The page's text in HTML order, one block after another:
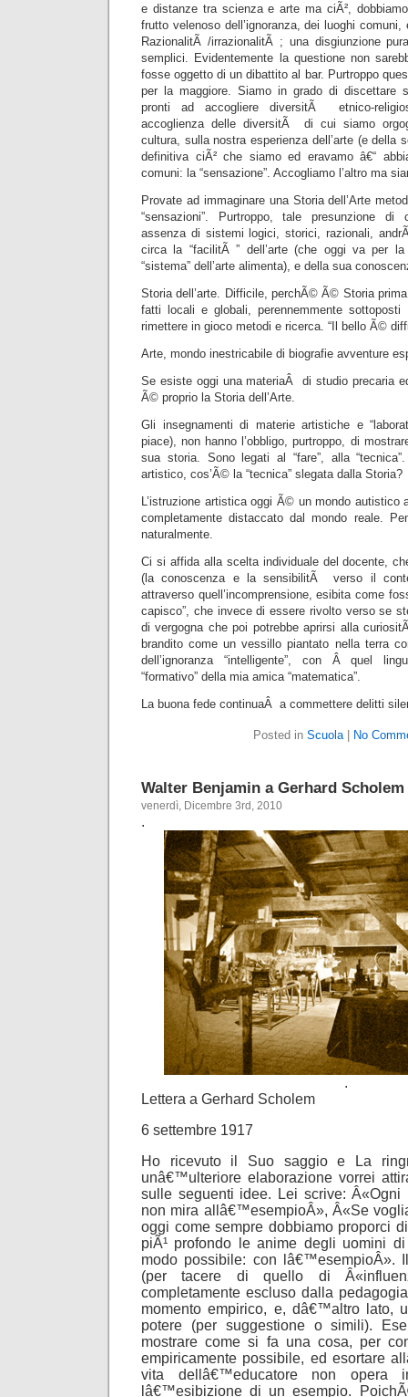
e distanze tra scienza e arte ma ciÃ²,
frutto velenoso dell’ignoranza, dei luoghi
RazionalitÃ /irrazionalitÃ ; una disgiunzione
semplici. Evidentemente la questione non
fosse oggetto di un dibattito al bar. Purtroppo
per la maggiore. Siamo in grado di discettare
pronti ad accogliere diversitÃ etnico-
accoglienza delle diversitÃ di cui siamo
cultura, sulla nostra esperienza dell’arte (e della
definitiva ciÃ² che siamo ed eravamo â€“
comuni: la “sensazione”. Accogliamo l’altro ma
Provate ad immaginare una Storia dell’Arte
“sensazioni”. Purtroppo, tale presunzione di
assenza di sistemi logici, storici, razionali,
circa la “facilitÃ ” dell’arte (che oggi va per
“sistema” dell’arte alimenta), e della sua
Storia dell’arte. Difficile, perchÃ© Ã© Storia
fatti locali e globali, perennemmente
rimettere in gioco metodi e ricerca. “Il bello Ã©
Arte, mondo inestricabile di biografie avventure
Se esiste oggi una materiaÂ di studio precaria
Ã© proprio la Storia dell’Arte.
Gli insegnamenti di materie artistiche e
piace), non hanno l’obbligo, purtroppo, di
sua storia. Sono legati al “fare”, alla
artistico, cos’Ã© la “tecnica” slegata dalla Storia?
L’istruzione artistica oggi Ã© un mondo autistico
completamente distaccato dal mondo reale.
naturalmente.
Ci si affida alla scelta individuale del docente,
(la conoscenza e la sensibilitÃ verso il
attraverso quell’incomprensione, esibita come
capisco”, che invece di essere rivolto verso se
di vergogna che poi potrebbe aprirsi alla
brandito come un vessillo piantato nella terra
dell’ignoranza “intelligente”, con Â quel
“formativo” della mia amica “matematica”.
La buona fede continuaÂ a commettere delitti
Posted in Scuola| No
Walter Benjamin a Gerhard Scholem
venerdì, Dicembre 3rd, 2010
.
.
Lettera a Gerhard Scholem
6 settembre 1917
Ho ricevuto il Suo saggio e La
unâ€™ulteriore elaborazione vorrei
sulle seguenti idee. Lei scrive: Â«Ogni
non mira allâ€™esempioÂ», Â«Se
oggi come sempre dobbiamo proporci
piÃ¹ profondo le anime degli uomini
modo possibile: con lâ€™esempioÂ».
(per tacere di quello di
completamente escluso dalla
momento empirico, e, dâ€™altro lato,
potere (per suggestione o simili).
mostrare come si fa una cosa, per
empiricamente possibile, ed esortare
vita dellâ€™educatore non opera
lâ€™esibizione di un esempio.